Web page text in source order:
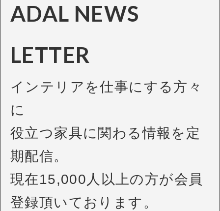
ADAL NEWS
LETTER
インテリアを仕事にする方々
に
役立つ家具に関わる情報を定
期配信。
現在15,000人以上の方が会員
登録頂いております。